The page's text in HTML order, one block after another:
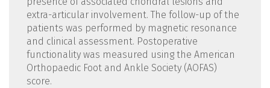
extra-articular involvement. The follow-up of the
patients was performed by magnetic resonance
and clinical assessment. Postoperative
functionality was measured using the American
Orthopaedic Foot and Ankle Society (AOFAS)
score.